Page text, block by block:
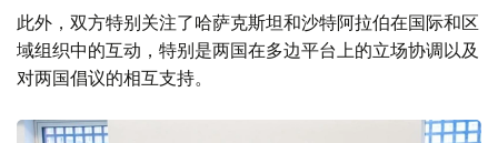
此外，双方特别关注了哈萨克斯坦和沙特阿拉伯在国际和区
域组织中的互动，特别是两国在多边平台上的立场协调以及
对两国倡议的相互支持。